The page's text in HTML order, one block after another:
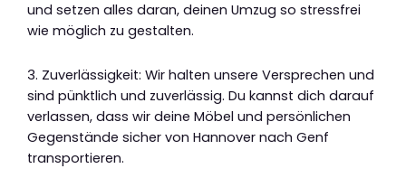
und setzen alles daran, deinen Umzug so stressfrei
wie möglich zu gestalten.
3. Zuverlässigkeit: Wir halten unsere Versprechen und
sind pünktlich und zuverlässig. Du kannst dich darauf
verlassen, dass wir deine Möbel und persönlichen
Gegenstände sicher von Hannover nach Genf
transportieren.